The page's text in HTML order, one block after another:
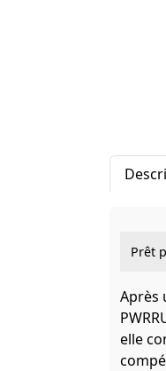
Prêt
Après
elle